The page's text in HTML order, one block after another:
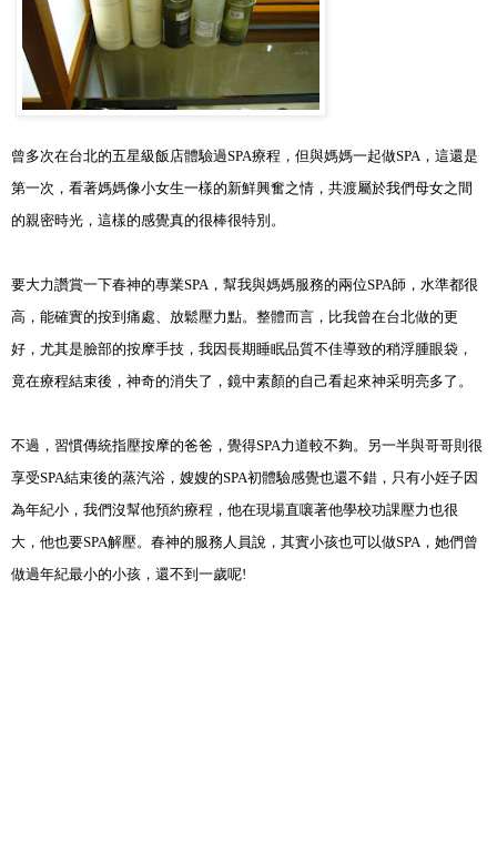
曾多次在台北的五星級飯店體驗過SPA療程 ，但與媽媽一起做SPA ，這還是
第一次，看著媽媽像小女生一樣的新鮮興奮之情，共渡屬於我們母女之間
的親密時光，這樣的感覺真的很棒很特別 。
要大力讚賞一下春神的專業SPA ，幫我與媽媽服務的兩位SPA師，水準都很
高，能確實的按到痛處
放鬆壓力點。整體而言 ， 比我曾在台北做的更
好 ，尤其是臉部的按摩手技，我因長期睡眠品質不佳導致的稍浮腫眼袋，
竟在療程結束後，神奇的消失了，鏡中素顏的自己看起來神采明亮多了 。
不過 ， 習慣傳統指壓按摩的爸爸 ，覺得SPA力道較不夠 。另一半與哥哥則很
享受SPA結束後的蒸汽浴 ，嫂嫂的SPA初體驗感覺也還不錯，只有小姪子因
為年紀小，我們沒幫他預約療程，他在現場直嚷著他學校功課壓力也很
大，他也要SPA解壓。春神的服務人員說 ，其實小孩也可以做SPA ，她們曾
做過年紀最小的小孩，還不到一歲呢!